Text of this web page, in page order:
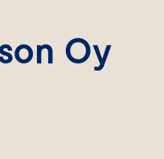
Oy